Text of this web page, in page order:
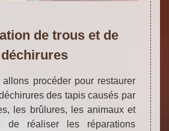
de trous et de
déchirures
procéder pour restaurer
des tapis causés par
les brûlures, les animaux et
de réaliser les réparations